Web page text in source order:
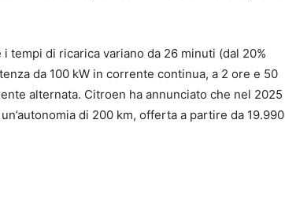
i tempi di ricarica variano da 26 minuti (dal 20%
da 100 kW in corrente continua, a 2 ore e 50
alternata. Citroen ha annunciato che nel 2025
di 200 km, offerta a partire da 19.990